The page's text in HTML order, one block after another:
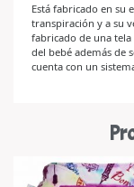
Está fabricado en su
transpiración y a su
fabricado de una tela
del bebé además de
cuenta con un